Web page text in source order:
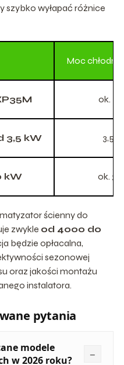
szybko wyłapać różnice
Moc
ok. 3,5
3,5 kW 3,50
kW ok. 3,0
ścienny do
zwykle od 4000 do
będzie opłacalna,
sezonowej
oraz jakości montażu
instalatora.
pytania
modele
w 2026 roku?